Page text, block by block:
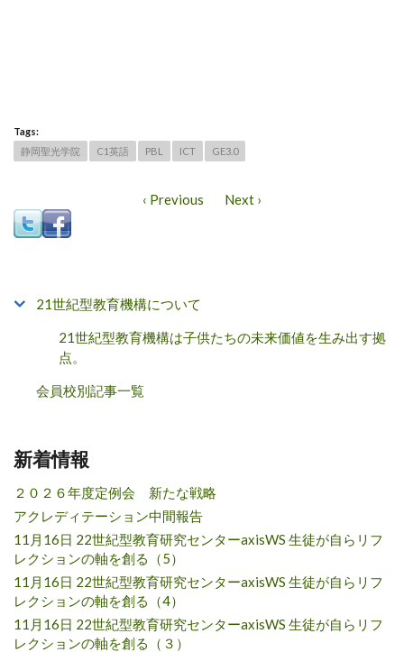
Tags:
静岡聖光学院
C1英語 PBL ICT GE3.0
‹ Previous Next ›
21世紀型教育機構について
21世紀型教育機構は子供たちの未来価値を生み出す拠
点。
会員校別記事一覧
新着情報
２０２６年度定例会 新たな戦略
アクレディテーション中間報告
11月16日 22世紀型教育研究センターaxisWS 生徒が自らリフ
レクションの軸を創る（5）
11月16日 22世紀型教育研究センターaxisWS 生徒が自らリフ
レクションの軸を創る（4）
11月16日 22世紀型教育研究センターaxisWS 生徒が自らリフ
レクションの軸を創る（３）